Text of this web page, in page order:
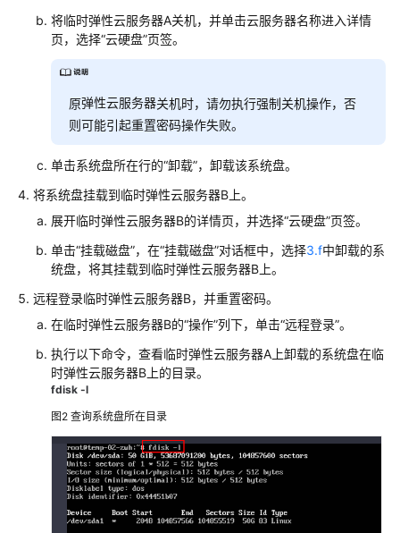
议
白
皮
源
持
将临时弹性云服务器A关机，并单击云服务器名称进入详情
页，选择“云硬盘”页签。
原弹性云服务器关机时，请勿执行强制关机操作，否
则可能引起重置密码操作失败。
单击系统盘所在行的“卸载”，卸载该系统盘。
将系统盘挂载到临时弹性云服务器B上。
展开临时弹性云服务器B的详情页，并选择“云硬盘”页签。
单击“挂载磁盘”，在“挂载磁盘”对话框中，选择3.f中卸载的系
统盘，将其挂载到临时弹性云服务器B上。
远程登录临时弹性云服务器B，并重置密码。
在临时弹性云服务器B的“操作”列下，单击“远程登录”。
执行以下命令，查看临时弹性云服务器A上卸载的系统盘在临
时弹性云服务器B上的目录。
fdisk -l
图2 查询系统盘所在目录